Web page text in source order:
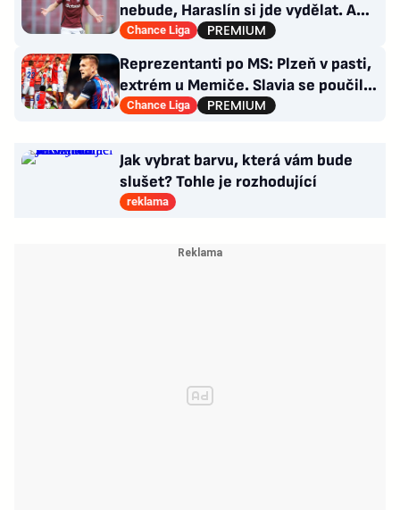
nebude, Haraslín si jde vydělat. A
ambice na titul? Až za rok
Chance Liga
Reprezentanti po MS: Plzeň v pasti,
extrém u Memiče. Slavia se poučila,
co Sparta?
Chance Liga
Jak vybrat barvu, která vám bude
slušet? Tohle je rozhodující
reklama